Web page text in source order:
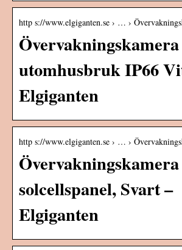
http s://www.elgiganten.se › … ›
utomhusbruk IP66
Elgiganten
http s://www.elgiganten.se › … ›
solcellspanel, Svart –
Elgiganten